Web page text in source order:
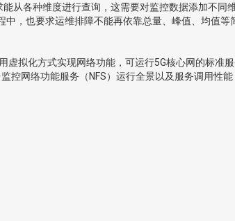
从各种维度进行查询，这需要对监控数据添加不
，也要求运维排障不能再依靠总量、峰值、均值
虚拟化方式实现网络功能，可运行5G核心网的标
网络功能服务（NFS）运行全景以及服务调用性能